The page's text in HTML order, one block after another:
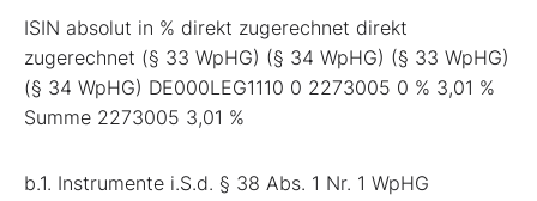
ISIN absolut in % direkt zugerechnet direkt
zugerechnet (§ 33 WpHG) (§ 34 WpHG) (§ 33 WpHG)
(§ 34 WpHG) DE000LEG1110 0 2273005 0 % 3,01 %
Summe 2273005 3,01 %
b.1. Instrumente i.S.d. § 38 Abs. 1 Nr. 1 WpHG